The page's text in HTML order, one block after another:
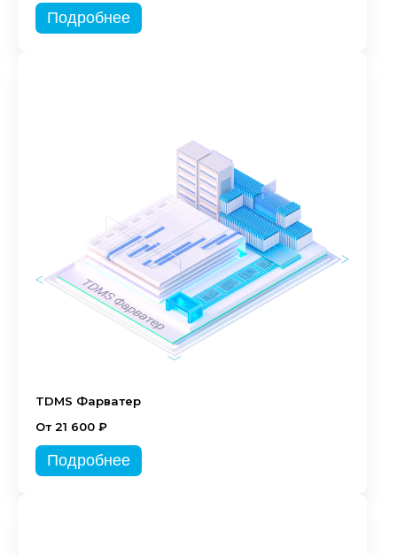
Подробнее
TDMS Фарватер
От 21 600 ₽
Подробнее